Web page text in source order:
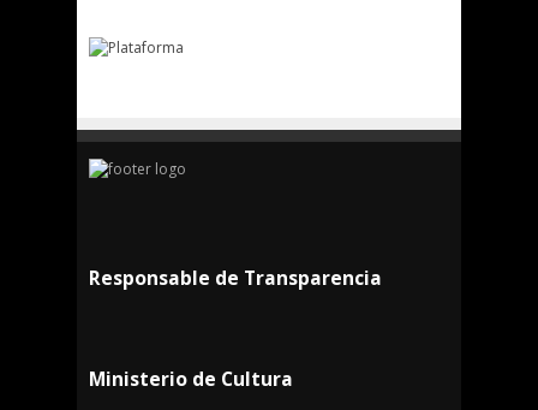
Responsable de Transparencia
Ministerio de Cultura